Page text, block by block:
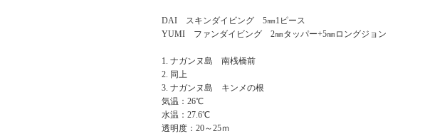
DAI スキンダイビング 5㎜1ピース
YUMI ファンダイビング 2㎜タッパー+5㎜ロングジョン
ナガンヌ島 南桟橋前
同上
ナガンヌ島 キンメの根
気温：26℃
水温：27.6℃
透明度：20～25ｍ